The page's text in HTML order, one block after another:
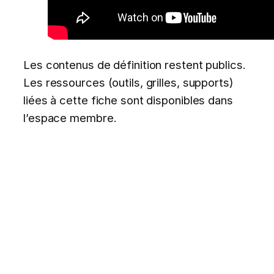
Les contenus de définition restent publics.
Les ressources (outils, grilles, supports)
liées à cette fiche sont disponibles dans
l’espace membre.